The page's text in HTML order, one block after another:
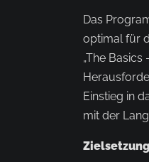
Das
optimal für
„The Basics
Einstieg in
mit der